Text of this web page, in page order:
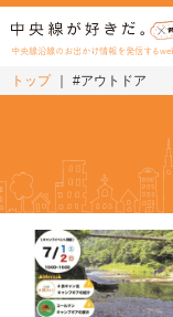
中央線沿線のお出かけ情報を発信する
スイーツ・テイ
ショッピング
トップ #アウトドア